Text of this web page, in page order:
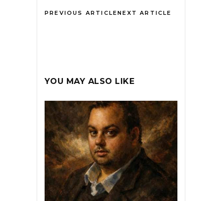
PREVIOUS ARTICLENEXT ARTICLE
YOU MAY ALSO LIKE